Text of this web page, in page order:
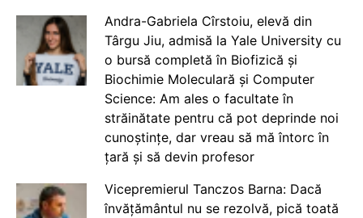
Andra-Gabriela Cîrstoiu, elevă din
Târgu Jiu, admisă la Yale University cu
o bursă completă în Biofizică și
Biochimie Moleculară și Computer
Science: Am ales o facultate în
străinătate pentru că pot deprinde noi
cunoștințe, dar vreau să mă întorc în
țară și să devin profesor
Vicepremierul Tanczos Barna: Dacă
învățământul nu se rezolvă, pică toată